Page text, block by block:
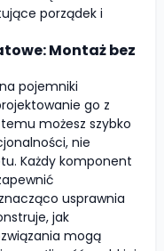
porządek i
Montaż bez
pojemniki
go z
możesz szybko
nie
Każdy komponent
usprawnia
jak
mogą